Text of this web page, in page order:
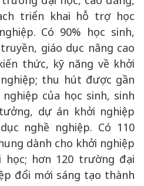
triển khai hỗ trợ học
Có 90% học sinh,
giáo dục nâng cao
thức, kỹ năng về khởi
thu hút được gần
của học sinh, sinh
dự án khởi nghiệp
nghề nghiệp. Có 110
dành cho khởi nghiệp
hơn 120 trường đại
đổi mới sáng tạo thành